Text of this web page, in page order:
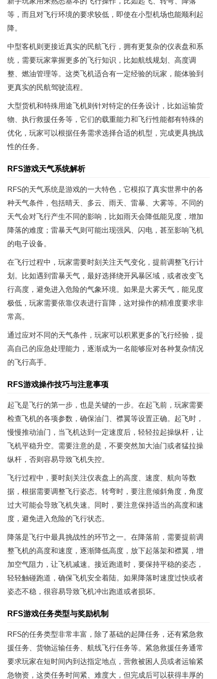
等，而且对飞行环境的要求较低，即使在小型机场也能顺利起
降。
中型客机则更接近真实的民航飞行，拥有更复杂的仪表盘和系
统，需要玩家掌握更多的飞行知识，比如航线规划、高度调
整、燃油管理等。这类飞机适合有一定经验的玩家，能体验到
更真实的民航驾驶流程。
大型货机和特殊用途飞机则针对特定的任务设计，比如运输货
物、执行救援任务等，它们的载重能力和飞行性能都有特殊的
优化，玩家可以根据任务需求选择合适的机型，完成更具挑战
性的任务。
RFS游戏天气系统解析
RFS的天气系统是游戏的一大特色，它模拟了真实世界中的各
种天气条件，包括晴天、多云、雨天、雷暴、大雾等。不同的
天气会对飞行产生不同的影响，比如雨天会降低能见度，增加
降落的难度；雷暴天气则可能出现强风、闪电，甚至影响飞机
的电子设备。
在飞行过程中，玩家需要时刻关注天气变化，提前调整飞行计
划。比如遇到雷暴天气，最好选择绕开风暴区域，或者改变飞
行高度，避免进入危险的气象环境。如果是大雾天气，能见度
极低，玩家需要依靠仪表进行盲降，这对操作的精准度要求非
常高。
通过应对不同的天气条件，玩家可以积累更多的飞行经验，提
高自己的应急处理能力，逐渐成为一名能够应对各种复杂情况
的飞行高手。
RFS游戏操作技巧与注意事项
起飞是飞行的第一步，也是关键的一步。在起飞前，玩家需要
检查飞机的各项参数，确保油门、襟翼等设置正确。起飞时，
慢慢推动油门，当飞机达到一定速度后，轻轻拉起操纵杆，让
飞机平稳升空。需要注意的是，不要突然加大油门或者猛拉操
纵杆，否则容易导致飞机失控。
飞行过程中，要时刻关注仪表盘上的高度、速度、航向等数
据，根据需要调整飞行姿态。转弯时，要注意倾斜角度，角度
过大可能会导致飞机失速。同时，要注意保持适当的高度和速
度，避免进入危险的飞行状态。
降落是飞行中最具挑战性的环节之一。在降落前，需要提前调
整飞机的高度和速度，逐渐降低高度，放下起落架和襟翼，增
加空气阻力，让飞机减速。接近跑道时，要保持平稳的姿态，
轻轻触碰跑道，确保飞机安全着陆。如果降落时速度过快或者
姿态不稳，很容易导致飞机冲出跑道或者损坏。
RFS游戏任务类型与奖励机制
RFS的任务类型非常丰富，除了基础的起降任务，还有紧急救
援任务、货物运输任务、航线飞行任务等。紧急救援任务通常
要求玩家在短时间内到达指定地点，营救被困人员或者运输紧
急物资，这类任务时间紧、难度大，但完成后可以获得丰厚的